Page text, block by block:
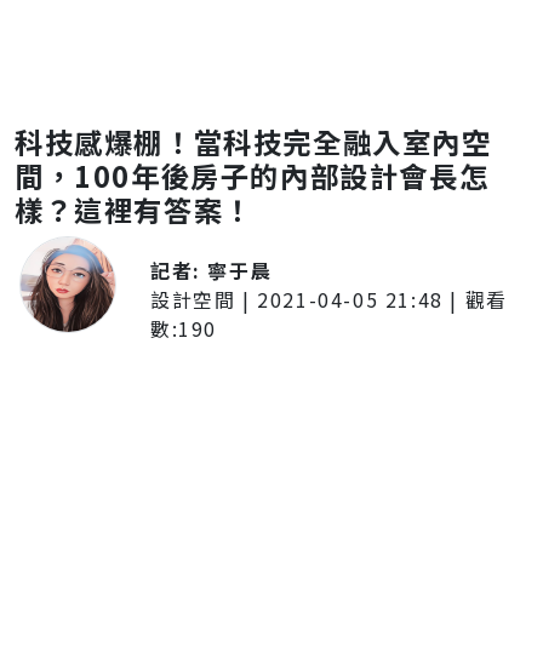
科技感爆棚！當科技完全融入室內空
間，100年後房子的內部設計會長怎
樣？這裡有答案！
記者: 寧于晨
設計空間 | 2021-04-05 21:48 | 觀看
數:190